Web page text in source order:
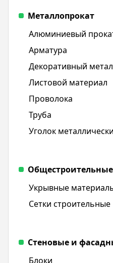
Металлопрокат
Алюминиевый
Арматура
Декоративный
Листовой материал
Проволока
Труба
Уголок
Укрывные
Сетки строительные
Стеновые и
Блоки